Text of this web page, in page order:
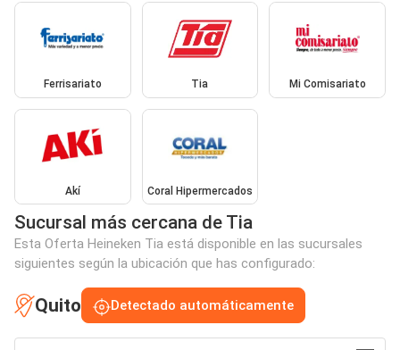
Ferrisariato Tia Mi Comisariato
Akí Coral Hipermercados
Sucursal más cercana de Tia
Esta Oferta Heineken Tia está disponible en las sucursales
siguientes según la ubicación que has configurado:
Quito Detectado automáticamente